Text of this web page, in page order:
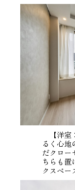
【洋室
るく心地
だクロー
ちらも置
クスペー